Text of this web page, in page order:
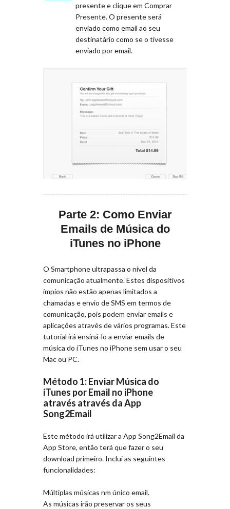
presente e clique em Comprar
Presente. O presente será
enviado como email ao seu
destinatário como se o tivesse
enviado por email.
Parte 2: Como Enviar
Emails de Música do
iTunes no iPhone
O Smartphone ultrapassa o nível da
comunicação atualmente. Estes dispositivos
ímpios não estão apenas limitados a
chamadas e envio de SMS em termos de
comunicação, pois podem enviar emails e
aplicações através de vários programas. Este
tutorial irá ensiná-lo a enviar emails de
música do iTunes no iPhone sem usar o seu
Mac ou PC.
Método 1: Enviar Música do
iTunes por Email no iPhone
através através da App
Song2Email
Este método irá utilizar a App Song2Email da
App Store, então terá que fazer o seu
download primeiro. Inclui as seguintes
funcionalidades:
Múltiplas músicas nm único email.
As músicas irão preservar os seus